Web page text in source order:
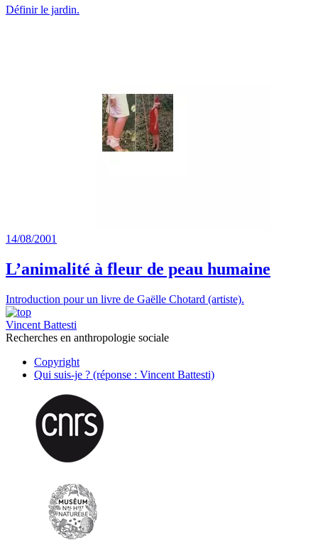
Définir le jardin.
14/08/2001
L’animalité à fleur de peau humaine
Introduction pour un livre de Gaëlle Chotard (artiste).
Vincent Battesti
Recherches en anthropologie sociale
Copyright
Qui suis-je ? (réponse : Vincent Battesti)